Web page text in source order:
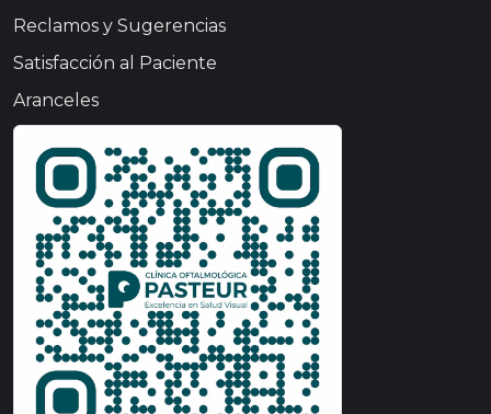
Reclamos y Sugerencias
Satisfacción al Paciente
Aranceles